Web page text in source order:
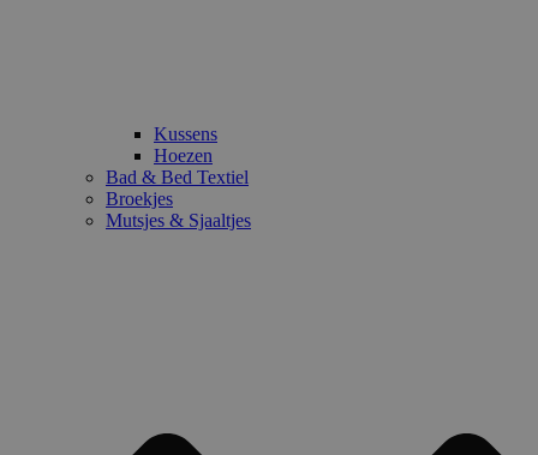
Kussens
Hoezen
Bad & Bed Textiel
Broekjes
Mutsjes & Sjaaltjes